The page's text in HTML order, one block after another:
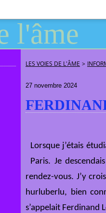
LES VOIES DE L'ÂME >
27 novembre 2024
Lorsque j’étais
Paris. Je
rendez-vous. J’y
hurluberlu, bien
s’appelait Ferdinand